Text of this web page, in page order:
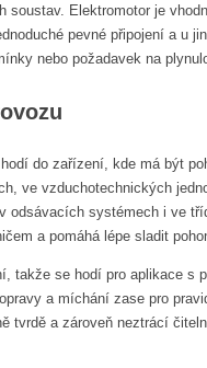
soustav. Elektromotor je
pevné připojení a u
nebo požadavek na
do zařízení, kde má být
ve vzduchotechnických
systémech i ve
a pomáhá lépe sladit
takže se hodí pro aplikace
a míchání zase pro
tvrdě a zároveň neztrácí